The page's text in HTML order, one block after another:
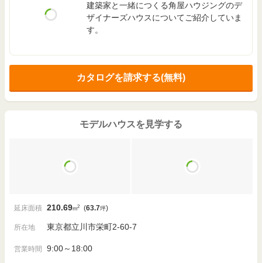
建築家と一緒につくる角屋ハウジングのデ
ザイナーズハウスについてご紹介していま
す。
カタログを請求する(無料)
モデルハウスを見学する
延床面積 210.69m2 (63.7坪)
所在地 東京都立川市栄町2-60-7
営業時間 9:00～18:00